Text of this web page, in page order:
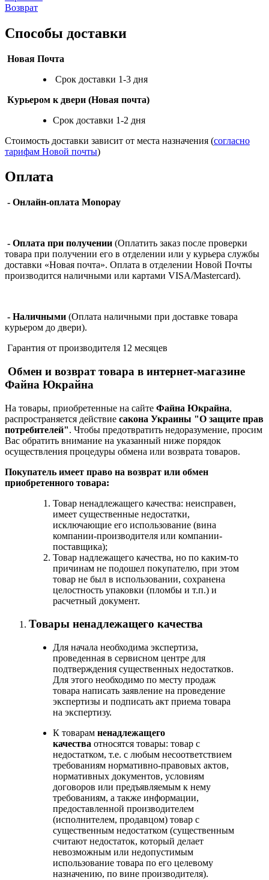
Возврат
Способы доставки
Новая Почта
Срок доставки 1-3 дня
Курьером к двери (Новая почта)
Срок доставки 1-2 дня
Стоимость доставки зависит от места назначения (согласно
тарифам Новой почты)
Оплата
- Онлайн-оплата Monopay
- Оплата при получении (Оплатить заказ после проверки
товара при получении его в отделении или у курьера службы
доставки «Новая почта». Оплата в отделении Новой Почты
производится наличными или картами VISA/Mastercard).
- Наличными (Оплата наличными при доставке товара
курьером до двери).
Гарантия от производителя 12 месяцев
Обмен и возврат товара в интернет-магазине
Файна Юкрайна
На товары, приобретенные на сайте Файна Юкрайна,
распространяется действие cакона Украины "О защите прав
потребителей". Чтобы предотвратить недоразумение, просим
Вас обратить внимание на указанный ниже порядок
осуществления процедуры обмена или возврата товаров.
Покупатель имеет право на возврат или обмен
приобретенного товара:
Товар ненадлежащего качества: неисправен,
имеет существенные недостатки,
исключающие его использование (вина
компании-производителя или компании-
поставщика);
Товар надлежащего качества, но по каким-то
причинам не подошел покупателю, при этом
товар не был в использовании, сохранена
целостность упаковки (пломбы и т.п.) и
расчетный документ.
Товары ненадлежащего качества
Для начала необходима экспертиза,
проведенная в сервисном центре для
подтверждения существенных недостатков.
Для этого необходимо по месту продаж
товара написать заявление на проведение
экспертизы и подписать акт приема товара
на экспертизу.
К товарам ненадлежащего
качества относятся товары: товар с
недостатком, т.е. с любым несоответствием
требованиям нормативно-правовых актов,
нормативных документов, условиям
договоров или предъявляемым к нему
требованиям, а также информации,
предоставленной производителем
(исполнителем, продавцом) товар с
существенным недостатком (существенным
считают недостаток, который делает
невозможным или недопустимым
использование товара по его целевому
назначению, по вине производителя).